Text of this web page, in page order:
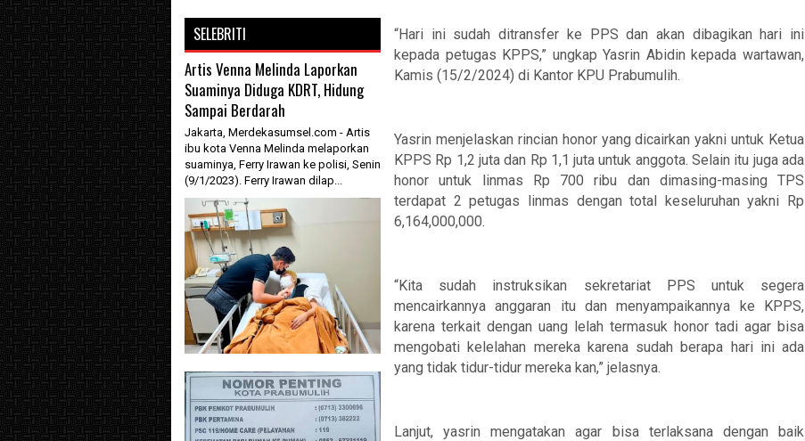
“Hari ini sudah ditransfer ke PPS dan akan dibagikan hari ini
kepada petugas KPPS,” ungkap Yasrin Abidin kepada wartawan,
Kamis (15/2/2024) di Kantor KPU Prabumulih.
Yasrin menjelaskan rincian honor yang dicairkan yakni untuk Ketua
KPPS Rp 1,2 juta dan Rp 1,1 juta untuk anggota. Selain itu juga ada
honor untuk linmas Rp 700 ribu dan dimasing-masing TPS
terdapat 2 petugas linmas dengan total keseluruhan yakni Rp
6,164,000,000.
“Kita sudah instruksikan sekretariat PPS untuk segera
mencairkannya anggaran itu dan menyampaikannya ke KPPS,
karena terkait dengan uang lelah termasuk honor tadi agar bisa
mengobati kelelahan mereka karena sudah berapa hari ini ada
yang tidak tidur-tidur mereka kan,” jelasnya.
Lanjut, yasrin mengatakan agar bisa terlaksana dengan baik
SELEBRITI
Artis Venna Melinda Laporkan
Suaminya Diduga KDRT, Hidung
Sampai Berdarah
Jakarta, Merdekasumsel.com - Artis
ibu kota Venna Melinda melaporkan
suaminya, Ferry Irawan ke polisi, Senin
(9/1/2023). Ferry Irawan dilap...